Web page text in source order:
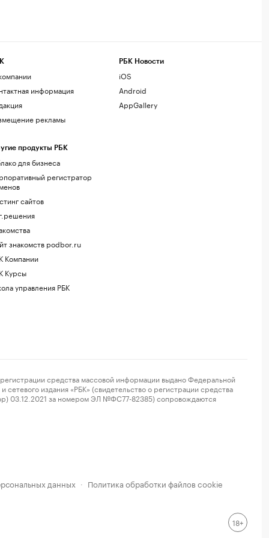
информация
рекламы
продукты РБК
для бизнеса
регистратор
сайтов
знакомств podbor.ru
Компании
Курсы
управления РБК
РБК Новости
iOS
Android
AppGallery
средства массовой информации выдано Федеральной
издания «РБК» (свидетельство о регистрации средства
03.12.2021 за номером ЭЛ №ФС77-82385) сопровождаются
данных · Политика обработки файлов cookie
18+